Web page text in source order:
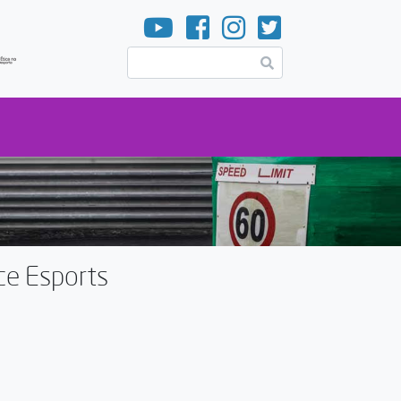
Esports